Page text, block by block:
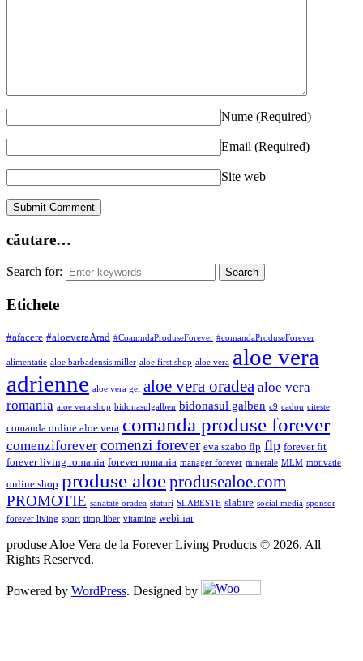
Nume (Required)
Email (Required)
Site web
căutare…
Search for:
Etichete
#afacere #aloeveraArad #CoamndaProduseForever #comandaProduseForever
alimentatie aloe barbadensis miller aloe first shop aloe vera aloe vera
adrienne aloe vera gel aloe vera oradea aloe vera
romania aloe vera shop bidonasulgalben bidonasul galben c9 cadou citeste
comanda online aloe vera comanda produse forever
comenziforever comenzi forever eva szabo flp flp forever fit
forever living romania forever romania manager forever minerale MLM motivatie
online shop produse aloeprodusealoe.com
PROMOTIE sanatate oradea sfaturi SLABESTE slabire social media sponsor
forever living sport timp liber vitamine webinar
produse Aloe Vera de la Forever Living Products © 2026. All
Rights Reserved.
Powered by WordPress. Designed by